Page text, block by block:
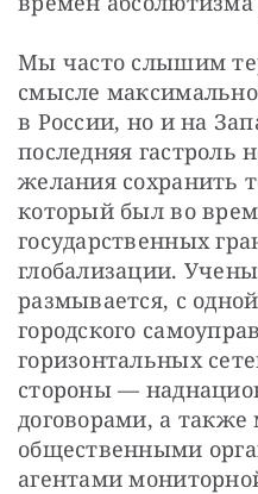
Мы часто слышим
смысле
в России, но и на
последняя гастроль
желания сохранить
который был во
государственных
глобализации.
размывается, с
городского
горизонтальных
стороны —
договорами, а
общественными
агентами